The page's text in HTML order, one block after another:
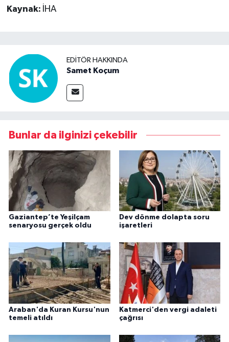
Kaynak: İHA
EDITÖR HAKKINDA
Samet Koçum
Bunlar da ilginizi çekebilir
Gaziantep’te Yeşilçam
senaryosu gerçek oldu
Dev dönme dolapta soru
işaretleri
Araban'da Kuran Kursu'nun
temeli atıldı
Katmerci'den vergi adaleti
çağrısı